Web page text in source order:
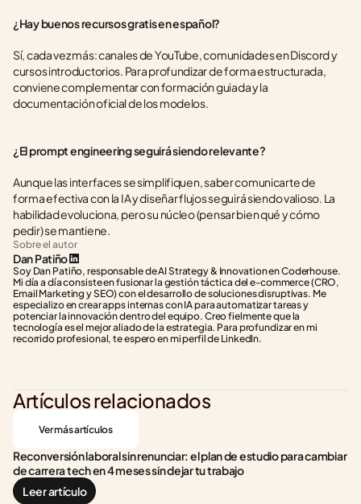
¿Hay buenos recursos gratis en español?
Sí, cada vez más: canales de YouTube, comunidades en Discord y
cursos introductorios. Para profundizar de forma estructurada,
conviene complementar con formación guiada y la
documentación oficial de los modelos.
¿El prompt engineering seguirá siendo relevante?
Aunque las interfaces se simplifiquen, saber comunicarte de
forma efectiva con la IA y diseñar flujos seguirá siendo valioso. La
habilidad evoluciona, pero su núcleo (pensar bien qué y cómo
pedir) se mantiene.
Sobre el autor
Dan Patiño
Soy Dan Patiño, responsable de AI Strategy & Innovation en Coderhouse.
Mi día a día consiste en fusionar la gestión táctica del e-commerce (CRO,
Email Marketing y SEO) con el desarrollo de soluciones disruptivas. Me
especializo en crear apps internas con IA para automatizar tareas y
potenciar la innovación dentro del equipo. Creo fielmente que la
tecnología es el mejor aliado de la estrategia. Para profundizar en mi
recorrido profesional, te espero en mi perfil de LinkedIn.
Artículos relacionados
Ver más artículos
Reconversión laboral sin renunciar: el plan de estudio para cambiar
de carrera tech en 4 meses sin dejar tu trabajo
Leer artículo